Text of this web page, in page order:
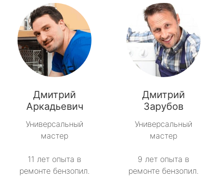
Дмитрий
Аркадьевич
Универсальный
мастер
11 лет опыта в
ремонте бензопил.
Дмитрий
Зарубов
Универсальный
мастер
9 лет опыта в
ремонте бензопил.